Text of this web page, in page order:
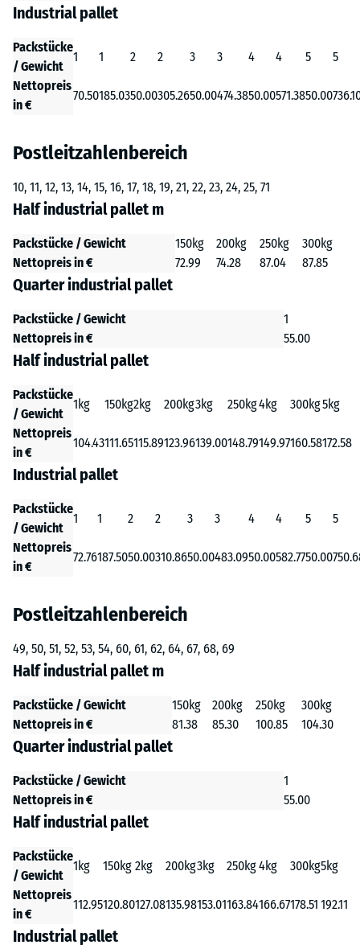
Industrial pallet
Packstücke
/ Gewicht
1 1 2 2 3 3 4 4 5
5
Nettopreis
in €
70.50185.0350.00305.2650.00474.3850.00571.3850.00
Postleitzahlenbereich
10, 11, 12, 13, 14, 15, 16, 17, 18, 19, 21, 22, 23, 24, 25, 71
Half industrial pallet m
Packstücke / Gewicht 150kg 200kg 250kg
300kg
Nettopreis in €
72.99 74.28 87.04 87.85
Quarter industrial pallet
Packstücke / Gewicht
1
Nettopreis in €
55.00
Half industrial pallet
Packstücke
/ Gewicht
1kg 150kg2kg 200kg3kg 250kg4kg 300kg5kg
Nettopreis
in €
104.43111.65115.89123.96139.00148.79149.97160.58172.58
Industrial pallet
Packstücke
/ Gewicht
1 1 2 2 3 3 4 4 5
5
Nettopreis
in €
72.76187.5050.00310.8650.00483.0950.00582.7750.00
Postleitzahlenbereich
49, 50, 51, 52, 53, 54, 60, 61, 62, 64, 67, 68, 69
Half industrial pallet m
Packstücke / Gewicht 150kg 200kg 250kg
300kg
Nettopreis in €
81.38 85.30 100.85 104.30
Quarter industrial pallet
Packstücke / Gewicht
1
Nettopreis in €
55.00
Half industrial pallet
Packstücke
/ Gewicht
1kg 150kg 2kg 200kg3kg 250kg4kg 300kg5kg
Nettopreis
in €
112.95120.80127.08135.98153.01163.84166.67178.51 192.11
Industrial pallet